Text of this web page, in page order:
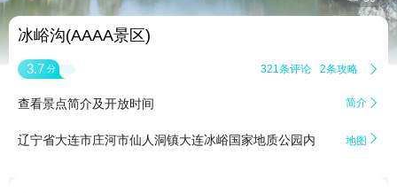
冰峪沟(AAAA景区)
3.7 分 321条评论 2条攻略 
查看景点简介及开放时间 简介 
辽宁省大连市庄河市仙人洞镇大连冰峪国家地质公园内 地图 